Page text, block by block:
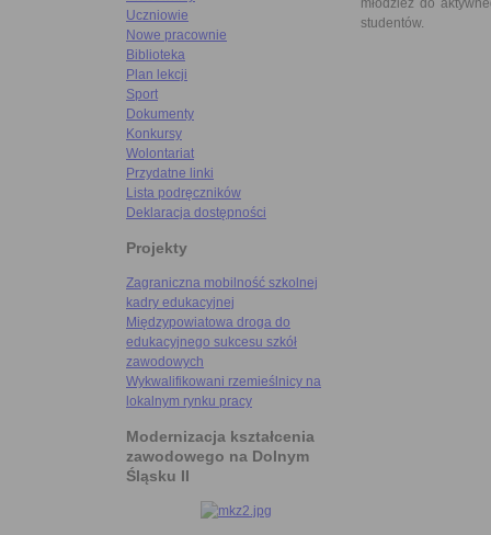
Uczniowie
Nowe pracownie
Biblioteka
Plan lekcji
Sport
Dokumenty
Konkursy
Wolontariat
Przydatne linki
Lista podręczników
Deklaracja dostępności
Projekty
Zagraniczna mobilność szkolnej
kadry edukacyjnej
Międzypowiatowa droga do
edukacyjnego sukcesu szkół
zawodowych
Wykwalifikowani rzemieślnicy na
lokalnym rynku pracy
Modernizacja kształcenia
zawodowego na Dolnym
Śląsku II
młodzież do
studentów.